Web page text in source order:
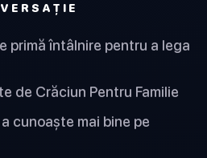
primă întâlnire pentru a lega
de Crăciun Pentru Familie
cunoaște mai bine pe